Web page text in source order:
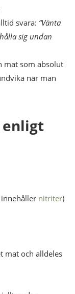
svara: “Vänta
sig undan
mat som absolut
när man
nitriter)
mat och alldeles